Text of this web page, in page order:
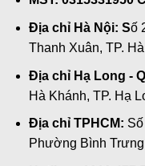
Địa chỉ Hà Nội: Số
Thanh Xuân, TP.
Địa chỉ Hạ Long -
Hà Khánh, TP. Hạ
Địa chỉ TPHCM:
Phường Bình